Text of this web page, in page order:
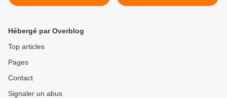
Hébergé par Overblog
Top articles
Pages
Contact
Signaler un abus